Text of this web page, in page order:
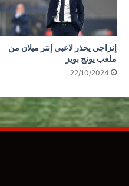
إنزاجي يحذر لاعبي إنتر ميلان من
ملعب يونج بويز
22/10/2024